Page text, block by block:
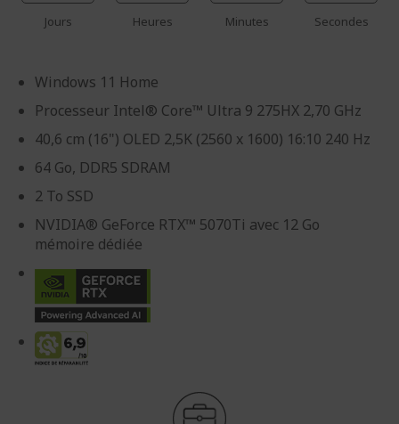
Jours Heures Minutes Secondes
Windows 11 Home
Processeur Intel® Core™ Ultra 9 275HX 2,70 GHz
40,6 cm (16") OLED 2,5K (2560 x 1600) 16:10 240 Hz
64 Go, DDR5 SDRAM
2 To SSD
NVIDIA® GeForce RTX™ 5070Ti avec 12 Go
mémoire dédiée